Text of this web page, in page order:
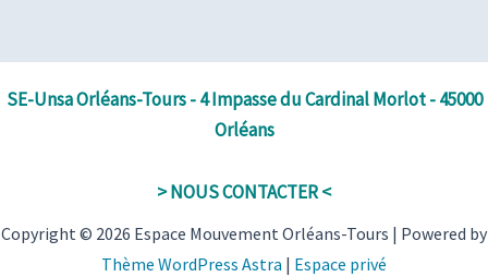
SE-Unsa Orléans-Tours - 4 Impasse du Cardinal Morlot - 45000
Orléans
> NOUS CONTACTER <
Copyright © 2026 Espace Mouvement Orléans-Tours | Powered by
Thème WordPress Astra | Espace privé